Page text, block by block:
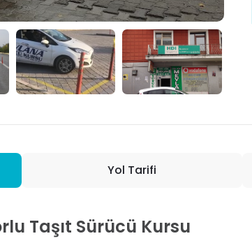
Yol Tarifi
Taşıt Sürücü Kursu